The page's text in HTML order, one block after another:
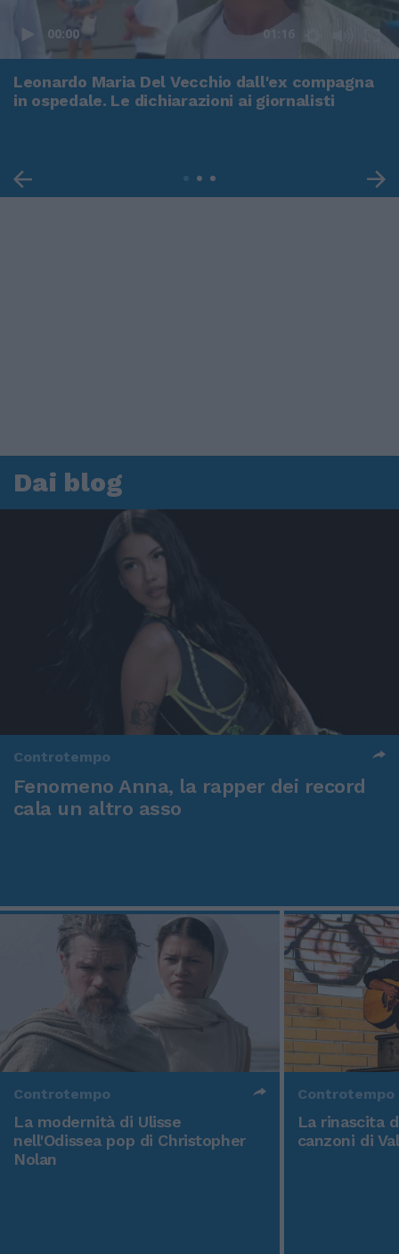
00:00 01:16
Leonardo Maria Del Vecchio dall'ex compagna
in ospedale. Le dichiarazioni ai giornalisti
Dai blog
Controtempo
Fenomeno Anna, la rapper dei record
cala un altro asso
Controtempo
La modernità di Ulisse
nell'Odissea pop di Christopher
Nolan
Controtempo
La rinascita
canzoni di